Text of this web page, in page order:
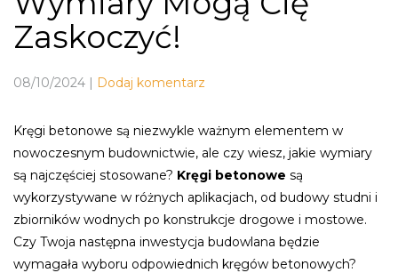
Zaskoczyć!
08/10/2024 | Dodaj komentarz
Kręgi betonowe są niezwykle ważnym elementem w
nowoczesnym budownictwie, ale czy wiesz, jakie wymiary
są najczęściej stosowane? Kręgi betonowe są
wykorzystywane w różnych aplikacjach, od budowy studni i
zbiorników wodnych po konstrukcje drogowe i mostowe.
Czy Twoja następna inwestycja budowlana będzie
wymagała wyboru odpowiednich kręgów betonowych?